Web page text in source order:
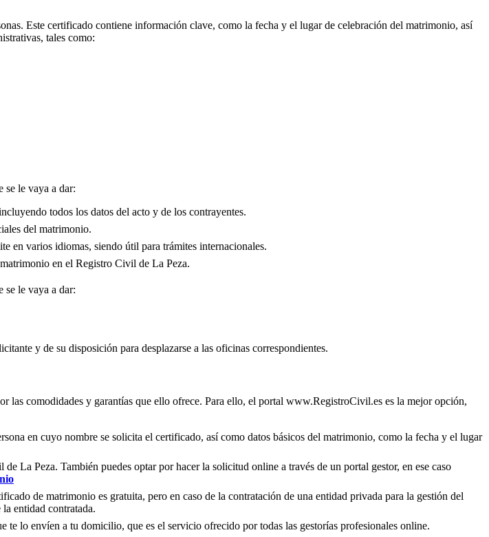
Este certificado contiene información clave, como la fecha y el lugar de celebración del matrimonio, así
tales como:
se le vaya a dar:
todos los datos del acto y de los contrayentes.
del matrimonio.
en varios idiomas, siendo útil para trámites internacionales.
en el Registro Civil de La Peza.
se le vaya a dar:
y de su disposición para desplazarse a las oficinas correspondientes.
las comodidades y garantías que ello ofrece. Para ello, el portal www.RegistroCivil.es es la mejor opción,
en cuyo nombre se solicita el certificado, así como datos básicos del matrimonio, como la fecha y el lugar
de La Peza. También puedes optar por hacer la solicitud online a través de un portal gestor, en ese caso
de matrimonio es gratuita, pero en caso de la contratación de una entidad privada para la gestión del
entidad contratada.
te lo envíen a tu domicilio, que es el servicio ofrecido por todas las gestorías profesionales online.